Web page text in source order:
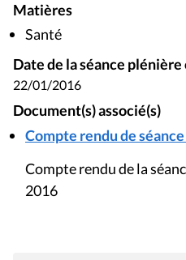
Matières
Santé
Date de la séance
22/01/2016
Document(s) associé(s)
Compte rendu de
Compte rendu de la
2016